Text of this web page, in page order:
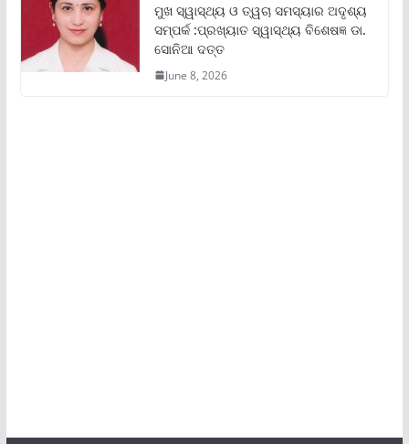
ମୁଖ ସ୍ୱାସ୍ଥ୍ୟ ଓ ତ୍ୱଚା ସମସ୍ୟାର ଅଦୃଶ୍ୟ
ସମ୍ପର୍କ :ପ୍ରଖ୍ୟାତ ସ୍ୱାସ୍ଥ୍ୟ ବିଶେଷଜ୍ଞ ଡା.
ସୋନିଆ ଦତ୍ତ
June 8, 2026